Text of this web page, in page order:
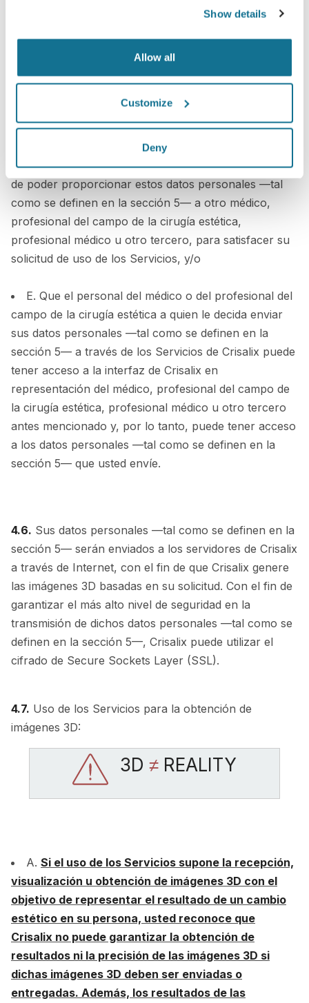
Show details
Allow all
Customize
Deny
D. Que con el fin de ofrecer el más alto nivel de
servicio, Crisalix puede, por su propia voluntad o en
base a su demanda, revocar la solicitud de enviar sus
datos personales —tal como se definen en la sección
estética, profesional médico u otro tercero si la
persona en cuestión no responde a su solicitud dentro
de un plazo razonable y utilizando los Servicios.
Generalmente este plazo será de 48 horas, con el fin
de poder proporcionar estos datos personales —tal
como se definen en la sección 5— a otro médico,
profesional del campo de la cirugía estética,
profesional médico u otro tercero, para satisfacer su
solicitud de uso de los Servicios, y/o
E. Que el personal del médico o del profesional del
campo de la cirugía estética a quien le decida enviar
sus datos personales —tal como se definen en la
sección 5— a través de los Servicios de Crisalix puede
tener acceso a la interfaz de Crisalix en
representación del médico, profesional del campo de
la cirugía estética, profesional médico u otro tercero
antes mencionado y, por lo tanto, puede tener acceso
a los datos personales —tal como se definen en la
sección 5— que usted envíe.
4.6. Sus datos personales —tal como se definen en la
sección 5— serán enviados a los servidores de Crisalix
a través de Internet, con el fin de que Crisalix genere
las imágenes 3D basadas en su solicitud. Con el fin de
garantizar el más alto nivel de seguridad en la
transmisión de dichos datos personales —tal como se
definen en la sección 5—, Crisalix puede utilizar el
cifrado de Secure Sockets Layer (SSL).
4.7. Uso de los Servicios para la obtención de
imágenes 3D:
3D ≠ REALITY
A. Si el uso de los Servicios supone la recepción,
visualización u obtención de imágenes 3D con el
objetivo de representar el resultado de un cambio
estético en su persona, usted reconoce que
Crisalix no puede garantizar la obtención de
resultados ni la precisión de las imágenes 3D si
dichas imágenes 3D deben ser enviadas o
entregadas. Además, los resultados de las